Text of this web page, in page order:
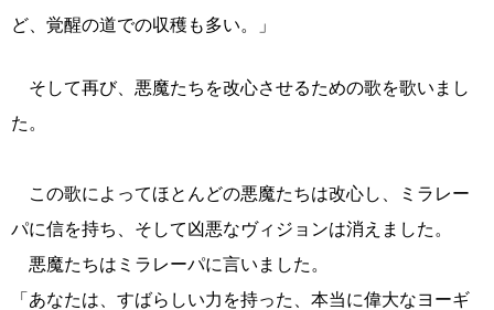
ど、覚醒の道での収穫も多い。」
そして再び、悪魔たちを改心させるための歌を歌いまし
た。
この歌によってほとんどの悪魔たちは改心し、ミラレー
パに信を持ち、そして凶悪なヴィジョンは消えました。
悪魔たちはミラレーパに言いました。
「あなたは、すばらしい力を持った、本当に偉大なヨーギ